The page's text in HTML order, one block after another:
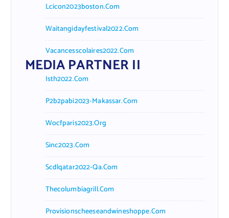
Lcicon2023boston.com
Waitangidayfestival2022.com
Vacancesscolaires2022.com
MEDIA PARTNER II
Isth2022.com
P2b2pabi2023-Makassar.com
Wocfparis2023.org
Sinc2023.com
Scdlqatar2022-Qa.com
Thecolumbiagrill.com
Provisionscheeseandwineshoppe.com